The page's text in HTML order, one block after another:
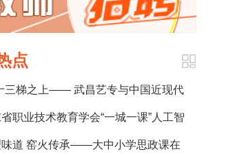
点
三梯之上—— 武昌艺专与中国近现代
研究展”开幕
职业技术教育学会“一城一课”人工智
业教育培训（韶关市会场）成功举办
味道 窑火传承——大中小学思政课在